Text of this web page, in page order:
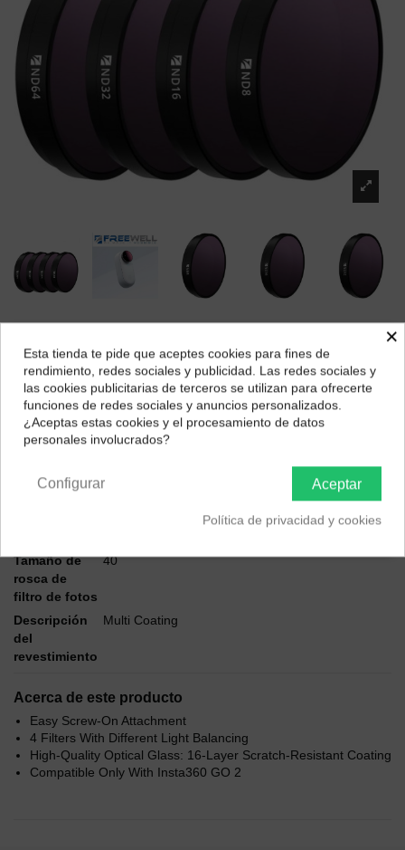
Pack
Marca: INSTA360
19,39 €
Tamaño de
rosca de
filtro de fotos
40
Descripción
del
revestimiento
Multi Coating
Acerca de este producto
Easy Screw-On Attachment
4 Filters With Different Light Balancing
High-Quality Optical Glass: 16-Layer Scratch-Resistant Coating
Compatible Only With Insta360 GO 2
¿Dónde deseas recibir tu pedido?
Selecciona tu ubicación para mostrarte los precios e
impuestos correctos para tu región.
×
Esta tienda te pide que aceptes cookies para fines de
rendimiento, redes sociales y publicidad. Las redes sociales y
las cookies publicitarias de terceros se utilizan para ofrecerte
funciones de redes sociales y anuncios personalizados.
¿Aceptas estas cookies y el procesamiento de datos
personales involucrados?
Aceptar
Configurar
Política de privacidad y cookies